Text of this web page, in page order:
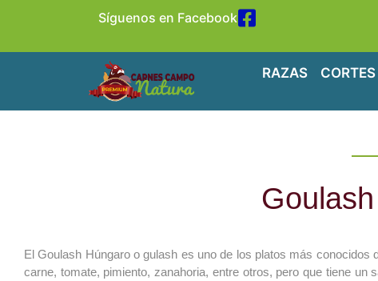
Síguenos en Facebook
RAZAS CORTES
El Goulash Húngaro o gulash es uno de los platos más
carne, tomate, pimiento, zanahoria, entre otros, pero que tiene